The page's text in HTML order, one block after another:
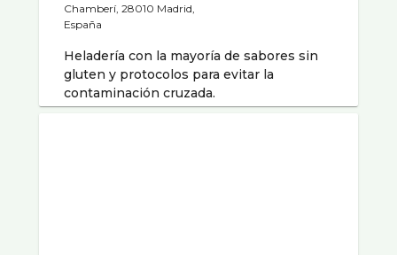
Chamberí, 28010 Madrid,
España
Heladería con la mayoría de sabores sin
gluten y protocolos para evitar la
contaminación cruzada.